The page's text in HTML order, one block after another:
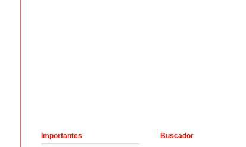
Buscador
Importantes